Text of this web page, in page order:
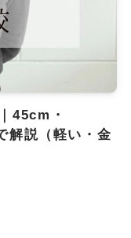
45cm・
解説（軽い・金